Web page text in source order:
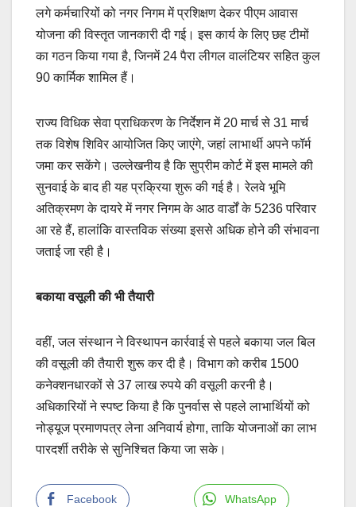
लगे कर्मचारियों को नगर निगम में प्रशिक्षण देकर पीएम आवास
योजना की विस्तृत जानकारी दी गई। इस कार्य के लिए छह टीमों
का गठन किया गया है, जिनमें 24 पैरा लीगल वालंटियर सहित कुल
90 कार्मिक शामिल हैं।
राज्य विधिक सेवा प्राधिकरण के निर्देशन में 20 मार्च से 31 मार्च
तक विशेष शिविर आयोजित किए जाएंगे, जहां लाभार्थी अपने फॉर्म
जमा कर सकेंगे। उल्लेखनीय है कि सुप्रीम कोर्ट में इस मामले की
सुनवाई के बाद ही यह प्रक्रिया शुरू की गई है। रेलवे भूमि
अतिक्रमण के दायरे में नगर निगम के आठ वार्डों के 5236 परिवार
आ रहे हैं, हालांकि वास्तविक संख्या इससे अधिक होने की संभावना
जताई जा रही है।
बकाया वसूली की भी तैयारी
वहीं, जल संस्थान ने विस्थापन कार्रवाई से पहले बकाया जल बिल
की वसूली की तैयारी शुरू कर दी है। विभाग को करीब 1500
कनेक्शनधारकों से 37 लाख रुपये की वसूली करनी है।
अधिकारियों ने स्पष्ट किया है कि पुनर्वास से पहले लाभार्थियों को
नोड्यूज प्रमाणपत्र लेना अनिवार्य होगा, ताकि योजनाओं का लाभ
पारदर्शी तरीके से सुनिश्चित किया जा सके।
Facebook WhatsApp